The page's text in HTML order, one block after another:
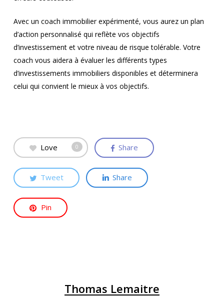
Avec un coach immobilier expérimenté, vous aurez un plan
d’action personnalisé qui reflète vos objectifs
d’investissement et votre niveau de risque tolérable. Votre
coach vous aidera à évaluer les différents types
d’investissements immobiliers disponibles et déterminera
celui qui convient le mieux à vos objectifs.
Love 0 Share
Tweet Share
Pin
Thomas Lemaitre